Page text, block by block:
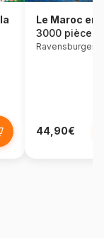
Le Maroc en
3000 pièces
Ravensburger
44,90€